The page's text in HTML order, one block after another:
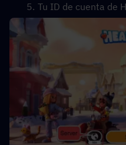
Tu ID de cuenta de